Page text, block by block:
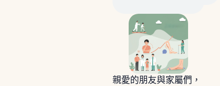
親愛的朋友與家屬們，